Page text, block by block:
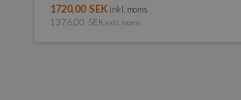
1720,00 SEK inkl. moms
1376,00 SEK exkl. moms